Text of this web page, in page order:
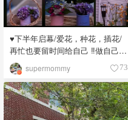
♥️下半年启幕/爱花，种花，插花/
再忙也要留时间给自己 ‼️做自己喜
欢的事情‼️supermommy 73